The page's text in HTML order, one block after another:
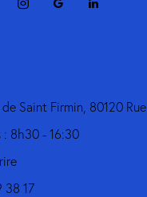
Saint Firmin, 80120 Rue
: 8h30 - 16:30
38 17